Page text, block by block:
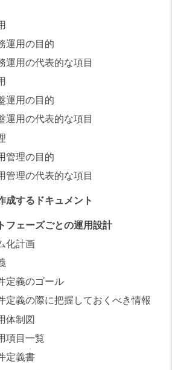
運用の目的
運用の代表的な項目
運用の目的
運用の代表的な項目
管理の目的
管理の代表的な項目
成するドキュメント
フェーズごとの運用設計
化計画
定義のゴール
定義の際に把握しておくべき情報
体制図
項目一覧
定義書